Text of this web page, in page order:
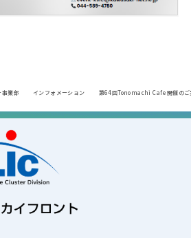
事業部 インフォメーション 第64回Tonomachi Cafe開催のご